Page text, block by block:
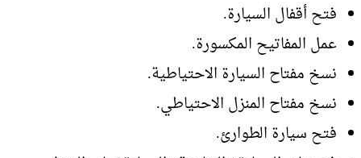
فتح أقفال السيارة.
عمل المفاتيح المكسورة.
نسخ مفتاح السيارة الاحتياطية.
نسخ مفتاح المنزل الاحتياطي.
فتح سيارة الطوارئ.